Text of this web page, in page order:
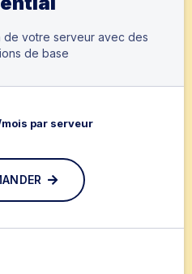
de votre serveur avec des
de base
par serveur